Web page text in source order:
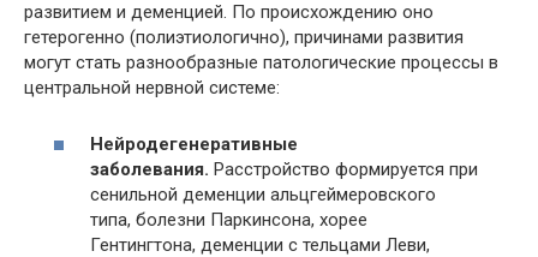
развитием и деменцией. По происхождению оно
гетерогенно (полиэтиологично), причинами развития
могут стать разнообразные патологические процессы в
центральной нервной системе:
Нейродегенеративные
заболевания. Расстройство формируется при
сенильной деменции альцгеймеровского
типа, болезни Паркинсона, хорее
Гентингтона, деменции с тельцами Леви,